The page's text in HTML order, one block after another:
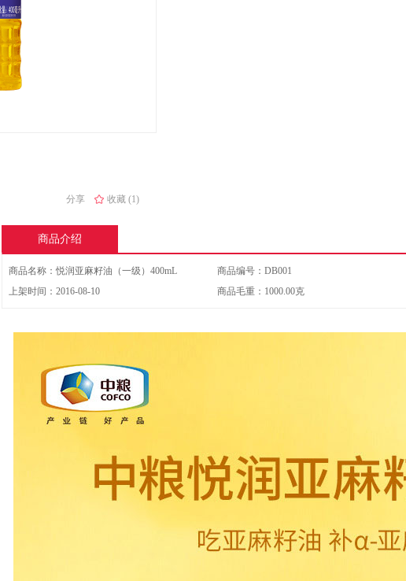
收藏 (1)
分享
商品介绍
商品名称：悦润亚麻籽油（一级）400mL 商品编号：DB001
上架时间：2016-08-10
商品毛重：1000.00克